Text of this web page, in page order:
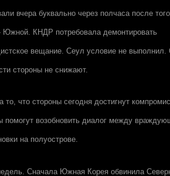
вчера буквально через полчаса после
Южной. КНДР потребовала демонтировать
вещание. Сеул условие не выполнил.
стороны не снижают.
что стороны сегодня достигнут
помогут возобновить диалог между
на полуострове.
Сначала Южная Корея обвинила